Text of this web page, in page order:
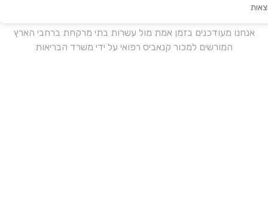
אנחנו מעודכנים בזמן אמת מול עשרות בתי מרקחת ברחבי הארץ
המורשים למכור קנאביס רפואי על ידי משרד הבריאות